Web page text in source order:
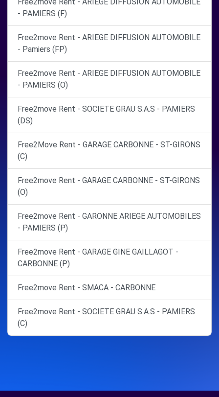
- PAMIERS (F)
Free2move Rent - ARIEGE DIFFUSION AUTOMOBILE
- Pamiers (FP)
Free2move Rent - ARIEGE DIFFUSION AUTOMOBILE
- PAMIERS (O)
Free2move Rent - SOCIETE GRAU S.A.S - PAMIERS
(DS)
Free2Move Rent - GARAGE CARBONNE - ST-GIRONS
(C)
Free2move Rent - GARAGE CARBONNE - ST-GIRONS
(O)
Free2move Rent - GARONNE ARIEGE AUTOMOBILES
- PAMIERS (P)
Free2move Rent - GARAGE GINE GAILLAGOT -
CARBONNE (P)
Free2move Rent - SMACA - CARBONNE
Free2move Rent - SOCIETE GRAU S.A.S - PAMIERS
(C)